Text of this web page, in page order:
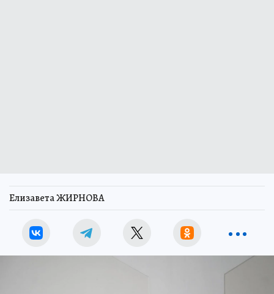
Елизавета ЖИРНОВА